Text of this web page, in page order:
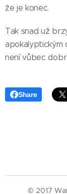
že je konec.
Tak snad už
apokalyptickým
není vůbec
Share
© 2017